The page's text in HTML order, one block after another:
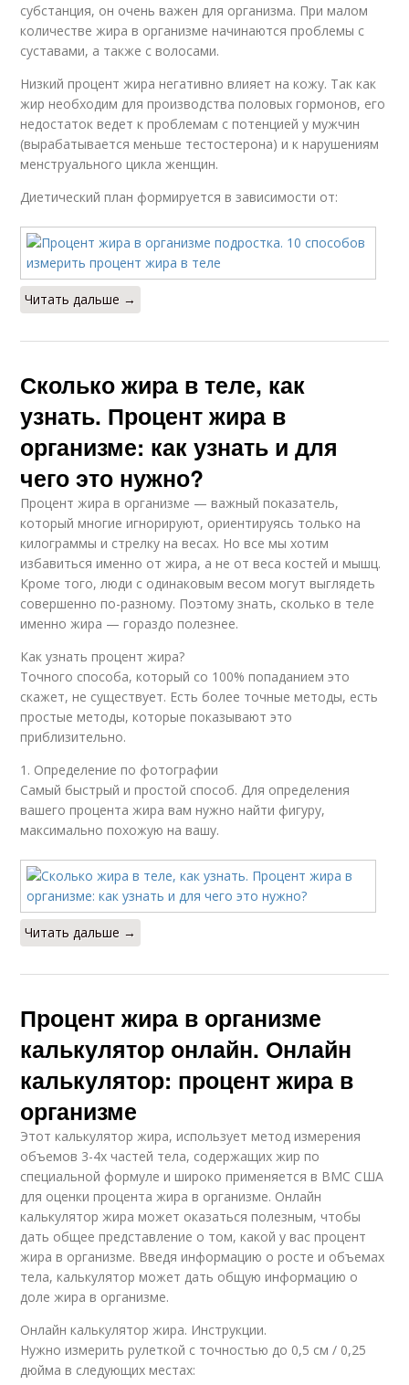
субстанция, он очень важен для организма. При малом
количестве жира в организме начинаются проблемы с
суставами, а также с волосами.
Низкий процент жира негативно влияет на кожу. Так как
жир необходим для производства половых гормонов, его
недостаток ведет к проблемам с потенцией у мужчин
(вырабатывается меньше тестостерона) и к нарушениям
менструального цикла женщин.
Диетический план формируется в зависимости от:
Читать дальше →
Сколько жира в теле, как
узнать. Процент жира в
организме: как узнать и для
чего это нужно?
Процент жира в организме — важный показатель,
который многие игнорируют, ориентируясь только на
килограммы и стрелку на весах. Но все мы хотим
избавиться именно от жира, а не от веса костей и мышц.
Кроме того, люди с одинаковым весом могут выглядеть
совершенно по-разному. Поэтому знать, сколько в теле
именно жира — гораздо полезнее.
Как узнать процент жира?
Точного способа, который со 100% попаданием это
скажет, не существует. Есть более точные методы, есть
простые методы, которые показывают это
приблизительно.
1. Определение по фотографии
Самый быстрый и простой способ. Для определения
вашего процента жира вам нужно найти фигуру,
максимально похожую на вашу.
Читать дальше →
Процент жира в организме
калькулятор онлайн. Онлайн
калькулятор: процент жира в
организме
Этот калькулятор жира, использует метод измерения
объемов 3-4х частей тела, содержащих жир по
специальной формуле и широко применяется в ВМС США
для оценки процента жира в организме. Онлайн
калькулятор жира может оказаться полезным, чтобы
дать общее представление о том, какой у вас процент
жира в организме. Введя информацию о росте и объемах
тела, калькулятор может дать общую информацию о
доле жира в организме.
Онлайн калькулятор жира. Инструкции.
Нужно измерить рулеткой с точностью до 0,5 см / 0,25
дюйма в следующих местах: